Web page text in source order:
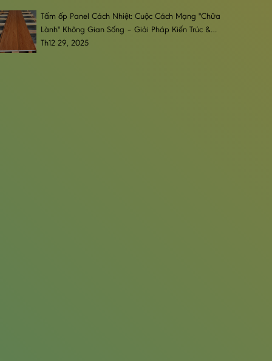
Tấm ốp Panel Cách Nhiệt: Cuộc Cách Mạng "Chữa
Lành" Không Gian Sống – Giải Pháp Kiến Trúc &
Phong Cách Sống Đương Đại
Th12 29, 2025